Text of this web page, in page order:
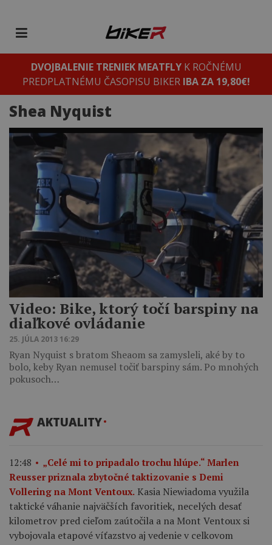
DVOJBALENIE TRENIEK MEATFLYK ROČNÉMU
PREDPLATNÉMU ČASOPISU BIKER IBA ZA 19,80€!
Shea Nyquist
Video: Bike, ktorý točí barspiny na
diaľkové ovládanie
25. JÚLA 2013 16:29
Ryan Nyquist s bratom Sheaom sa zamysleli, aké by to
bolo, keby Ryan nemusel točiť barspiny sám. Po mnohých
pokusoch…
AKTUALITY
12:48
„Celé mi to pripadalo trochu hlúpe.“ Marlen
Reusser priznala zbytočné taktizovanie s Demi
Vollering na Mont Ventoux. Kasia Niewiadoma využila
taktické váhanie najväčších favoritiek, necelých desať
kilometrov pred cieľom zaútočila a na Mont Ventoux si
vybojovala etapové víťazstvo aj vedenie v celkovom